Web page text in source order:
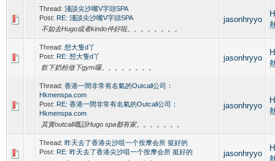
Thread: 淺談尖沙嘴V字頭SPA
Post: RE: 淺談尖沙嘴V字頭SPA
不如去Hugo或者kindo仲好啦。。。。。。。。
jasonhryyo
Thread: 想大隻d丫
Post: RE: 想大隻d丫
飲下奶粉做下gym囉。。。。。。。。
jasonhryyo
Thread: 香港一間非常有名氣的Outcall公司：
Hkmenspa.com
Post: RE: 香港一間非常有名氣的Outcall公司：
Hkmenspa.com
其實outcall嘅話Hugo spa都有家。。。。。。。
jasonhryyo
Thread: 昨天去了香港尖沙咀一个按摩会所 挺好的
Post: RE: 昨天去了香港尖沙咀一个按摩会所 挺好的
jasonhryyo